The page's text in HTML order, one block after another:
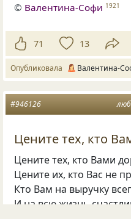
© Валентина-Софи 1921
71 13
Опубликовала Валентина-
#946126
Цените тех, кто
Цените тех, кто Вами
Цените их, кто Вас не
Кто Вам на выручку
И на всю жизнь